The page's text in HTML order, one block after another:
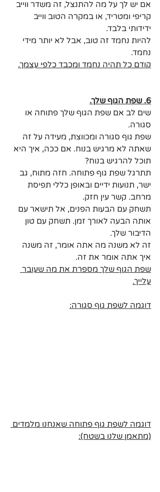
אם יש לך על מה להתנצל, זה משדר ווייב
קריפי ומטריד, או במקרה הטוב ווייב
ידידותי בלבד.
להיות נחמד זה טוב, אבל לא יותר מידי
נחמד.
קודם כל תהיה נחמד ומכבד כלפי עצמך.
6. שפת הגוף שלך.
שים לב אם שפת הגוף שלך פתוחה או
סגורה.
שפת גוף סגורה ומכווצת, מעידה על זה
שאתה לא מרגיש בנוח. אם ככה, איך היא
תוכל להרגיש בנוח?
תתרגל שפת גוף פתוחה. חזה מתוח, גב
ישר, תנועות ידיים ובאופן כללי תפיסת
מרחב. קשר עין חזק.
תשחק עם הבעות הפנים, אל תישאר עם
אותה הבעה לאורך זמן. תשחק עם טון
הדיבור שלך.
זה לא משנה מה אתה אומר, זה משנה
איך אתה אומר את זה.
שפת הגוף שלך מספרת את מה שעובר
עלייך.
דוגמה לשפת גוף סגורה:
דוגמה לשפת גוף פתוחה שאנחנו מלמדים
(מתאמן שלנו בשטח):